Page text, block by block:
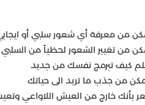
من معرفة أي شعور سلبي أو
من تغيير الشعور لحظياً من السلبي
كيف تبرمج نفسك من جديد
من جذب ما تريد الى حياتك
بأنك خارج من العيش اللاواعي